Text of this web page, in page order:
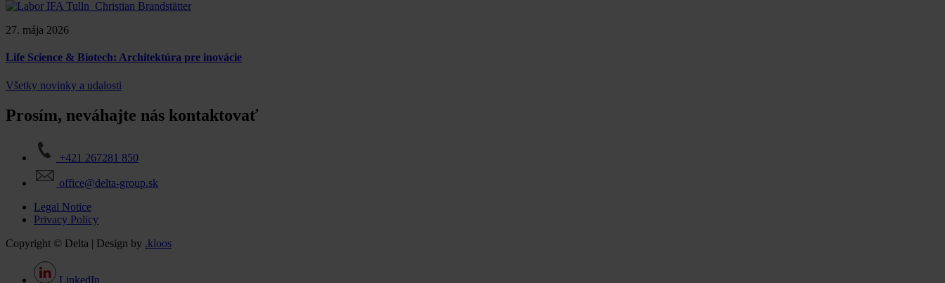
27. mája 2026
Life Science & Biotech: Architektúra pre inovácie
Všetky novinky a udalosti
Prosím, neváhajte nás kontaktovať
+421 267281 850
office@delta-group.sk
Legal Notice
Privacy Policy
Copyright © Delta | Design by .kloos
LinkedIn